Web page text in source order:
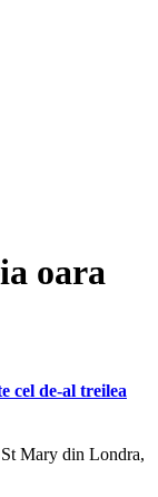
oara
cel de-al treilea
Mary din Londra,